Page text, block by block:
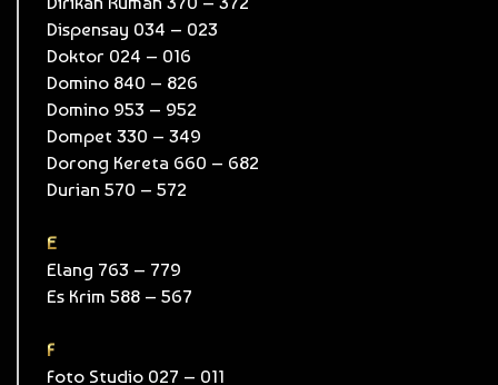
Dispensay 034 – 023
Doktor 024 – 016
Domino 840 – 826
Domino 953 – 952
Dompet 330 – 349
Dorong Kereta 660 – 682
Durian 570 – 572
E
Elang 763 – 779
Es Krim 588 – 567
F
Foto Studio 027 – 011